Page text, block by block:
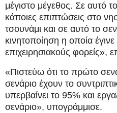
μέγιστο μέγεθος. Σε αυτό
κάποιες επιπτώσεις στο
τσουνάμι και σε αυτό το
κινητοποίηση η οποία
επιχειρησιακούς φορείς»,
«Πιστεύω ότι το πρώτο
σενάριο έχουν το
υπερβαίνει το 95% και
σενάριο», υπογράμμισε.